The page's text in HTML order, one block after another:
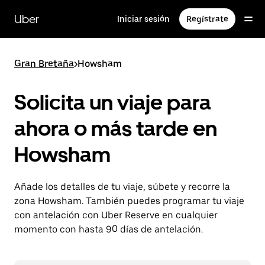
contenido
principal
Uber Iniciar sesión Regístrate
Gran Bretaña>Howsham
Solicita un viaje para
ahora o más tarde en
Howsham
Añade los detalles de tu viaje, súbete y recorre la
zona Howsham. También puedes programar tu viaje
con antelación con Uber Reserve en cualquier
momento con hasta 90 días de antelación.